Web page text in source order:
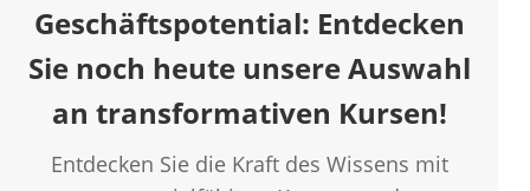
Geschäftspotential: Entdecken
Sie noch heute unsere Auswahl
an transformativen Kursen!
Entdecken Sie die Kraft des Wissens mit